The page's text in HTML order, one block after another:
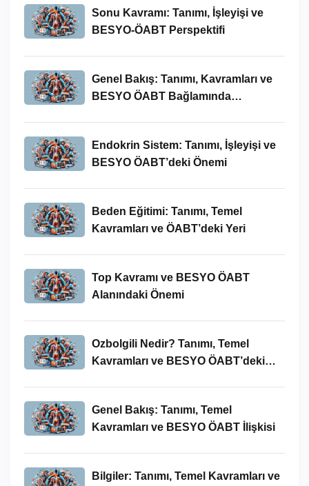
Sonu Kavramı: Tanımı, İşleyişi ve
BESYO-ÖABT Perspektifi
Genel Bakış: Tanımı, Kavramları ve
BESYO ÖABT Bağlamında
Endokrin Sistem: Tanımı, İşleyişi ve
BESYO ÖABT’deki Önemi
Beden Eğitimi: Tanımı, Temel
Kavramları ve ÖABT’deki Yeri
Top Kavramı ve BESYO ÖABT
Alanındaki Önemi
Ozbolgili Nedir? Tanımı, Temel
Kavramları ve BESYO ÖABT’deki
Genel Bakış: Tanımı, Temel
Kavramları ve BESYO ÖABT İlişkisi
Bilgiler: Tanımı, Temel Kavramları ve